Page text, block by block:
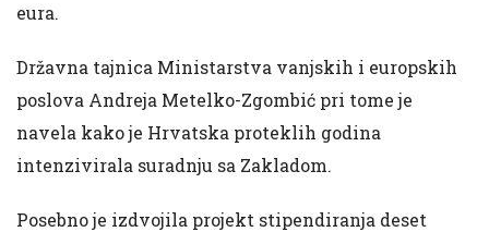
eura.
Državna tajnica Ministarstva vanjskih i europskih
poslova Andreja Metelko-Zgombić pri tome je
navela kako je Hrvatska proteklih godina
intenzivirala suradnju sa Zakladom.
Posebno je izdvojila projekt stipendiranja deset